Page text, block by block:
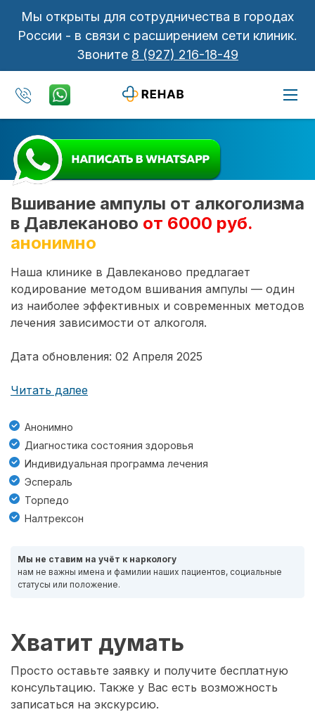
Мы открыты для сотрудничества в городах
России - в связи с расширением сети клиник.
Звоните 8 (927) 216-18-49
Вшивание ампулы от алкоголизма
в Давлеканово от 6000 руб.
анонимно
Наша клинике в Давлеканово предлагает
кодирование методом вшивания ампулы — один
из наиболее эффективных и современных методов
лечения зависимости от алкоголя.
Дата обновления: 02 Апреля 2025
Читать далее
Анонимно
Диагностика состояния здоровья
Индивидуальная программа лечения
Эспераль
Торпедо
Налтрексон
Мы не ставим на учёт к наркологу
нам не важны имена и фамилии наших пациентов, социальные
статусы или положение.
Хватит думать
Просто оставьте заявку и получите бесплатную
консультацию. Также у Вас есть возможность
записаться на экскурсию.